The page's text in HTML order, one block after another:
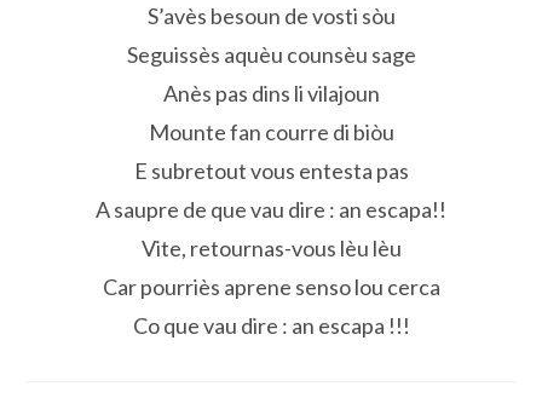
S’avès besoun de vosti sòu
Seguissès aquèu counsèu sage
Anès pas dins li vilajoun
Mounte fan courre di biòu
E subretout vous entesta pas
A saupre de que vau dire : an escapa!!
Vite, retournas-vous lèu lèu
Car pourriès aprene senso lou cerca
Co que vau dire : an escapa !!!